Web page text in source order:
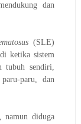
dan
(SLE)
ketika sistem
tubuh sendiri,
paru, dan
namun diduga